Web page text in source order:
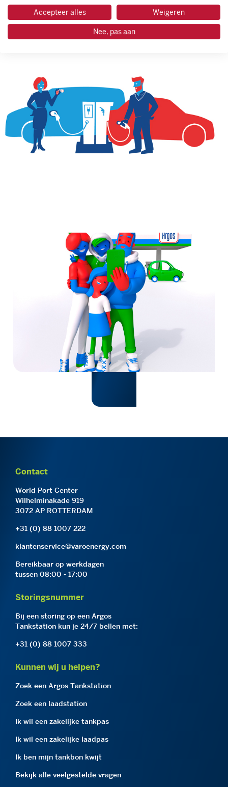
laadpas aanvragen
Contact
World Port Center
Wilhelminakade 919
3072 AP ROTTERDAM
+31 (0) 88 1007 222
klantenservice@varoenergy.com
Bereikbaar op werkdagen
tussen 08:00 - 17:00
Storingsnummer
Bij een storing op een Argos
Tankstation kun je 24/7 bellen met:
+31 (0) 88 1007 333
Kunnen wij u helpen?
Zoek een Argos Tankstation
Zoek een laadstation
Ik wil een zakelijke tankpas
Ik wil een zakelijke laadpas
Ik ben mijn tankbon kwijt
Bekijk alle veelgestelde vragen
Accepteer alles Weigeren
Nee, pas aan